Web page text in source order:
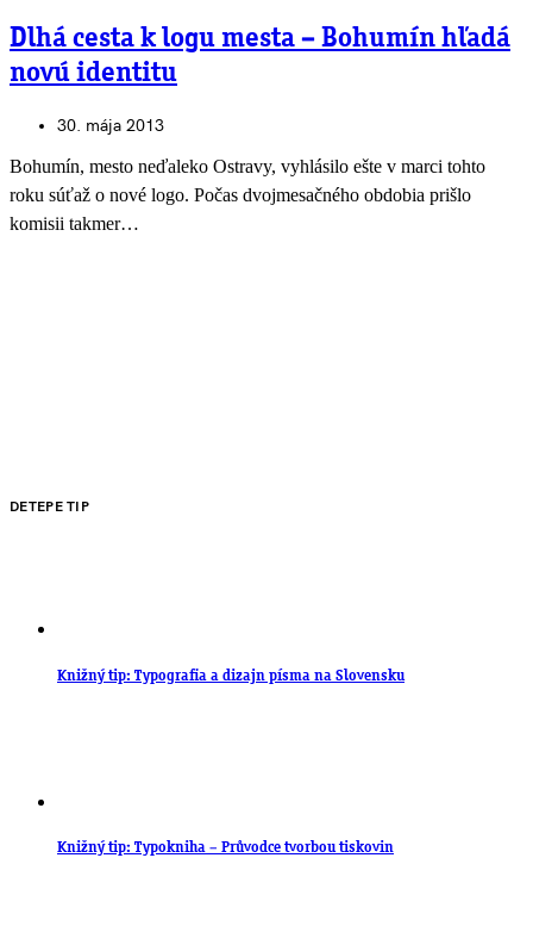
Dlhá cesta k logu mesta – Bohumín hľadá
novú identitu
30. mája 2013
Bohumín, mesto neďaleko Ostravy, vyhlásilo ešte v marci tohto
roku súťaž o nové logo. Počas dvojmesačného obdobia prišlo
komisii takmer…
DETEPE TIP
Knižný tip: Typografia a dizajn písma na Slovensku
Knižný tip: Typokniha – Průvodce tvorbou tiskovin